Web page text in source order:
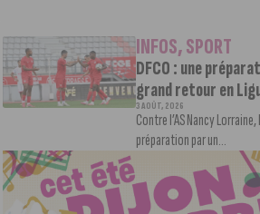
INFOS,SPORT
DFCO : une
grand retour en
3 AOÛT, 2026
Contre l’AS Nancy
préparation par un...